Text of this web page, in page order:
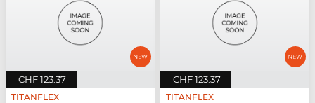
CHF 123.37
TITANFLEX
CHF 123.37
TITANFLEX